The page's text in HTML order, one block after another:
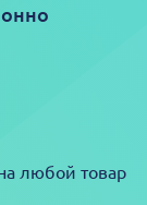
любой товар